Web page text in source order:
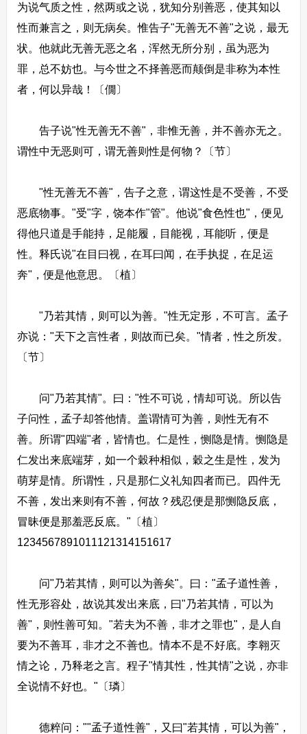
为说气质之性，然两或之说，犹知分别善恶，使其知以
性而兼言之，则无病矣。惟告子"无善无不善"之说，最无
状。他就此无善无恶之名，浑然无所分别，虽为恶为
罪，总不妨也。与今世之不择善恶而颠倒是非称为本性
者，何以异哉！〔僩〕
告子说"性无善无不善"，非惟无善，并不善亦无之。
谓性中无恶则可，谓无善则性是何物？〔节〕
"性无善无不善"，告子之意，谓这性是不受善，不受
恶底物事。"受"字，饶本作"管"。他说"食色性也"，便见
得他只道是手能持，足能履，目能视，耳能听，便是
性。释氏说"在目曰视，在耳曰闻，在手执捉，在足运
奔"，便是他意思。〔植〕
"乃若其情，则可以为善。"性无定形，不可言。孟子
亦说："天下之言性者，则故而已矣。"情者，性之所发。
〔节〕
问"乃若其情"。曰："性不可说，情却可说。所以告
子问性，孟子却答他情。盖谓情可为善，则性无有不
善。所谓"四端"者，皆情也。仁是性，恻隐是情。恻隐是
仁发出来底端芽，如一个穀种相似，穀之生是性，发为
萌芽是情。所谓性，只是那仁义礼知四者而已。四件无
不善，发出来则有不善，何故？残忍便是那恻隐反底，
冒昧便是那羞恶反底。"〔植〕
1234567891011121314151617
问"乃若其情，则可以为善矣"。曰："孟子道性善，
性无形容处，故说其发出来底，曰"乃若其情，可以为
善"，则性善可知。"若夫为不善，非才之罪也"，是人自
要为不善耳，非才之不善也。情本不是不好底。李翱灭
情之论，乃释老之言。程子"情其性，性其情"之说，亦非
全说情不好也。"〔璘〕
德粹问：""孟子道性善"，又曰"若其情，可以为善"，